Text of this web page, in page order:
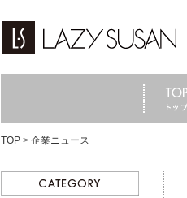
TOP > 企業ニュース